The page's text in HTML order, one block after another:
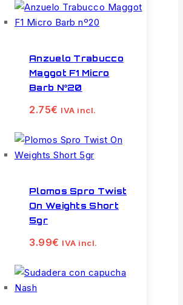
Anzuelo Trabucco
Maggot F1 Micro
Barb Nº20
2.75€ IVA incl.
Plomos Spro Twist
On Weights Short
5gr
3.99€ IVA incl.